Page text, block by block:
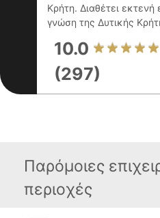
Κρήτη. Διαθέτει εκτενή
γνώση της Δυτικής
10.0
(297)
Παρόμοιες
περιοχές